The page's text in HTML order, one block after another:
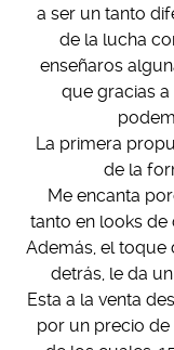
a ser un tanto
de la lucha
enseñaros
que gracias
La primera
de la
Me encanta
tanto en looks de
Además, el toque
detrás, le da
Esta a la venta
por un precio